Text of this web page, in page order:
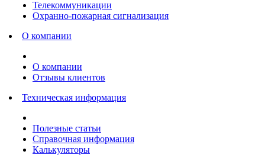
Телекоммуникации
Охранно-пожарная сигнализация
О компании
О компании
Отзывы клиентов
Техническая информация
Полезные статьи
Справочная информация
Калькуляторы